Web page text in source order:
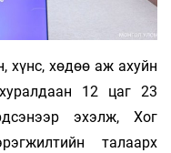
хүнс, хөдөө аж ахуйн
12 цаг 23
эхэлж, Хог
талаарх